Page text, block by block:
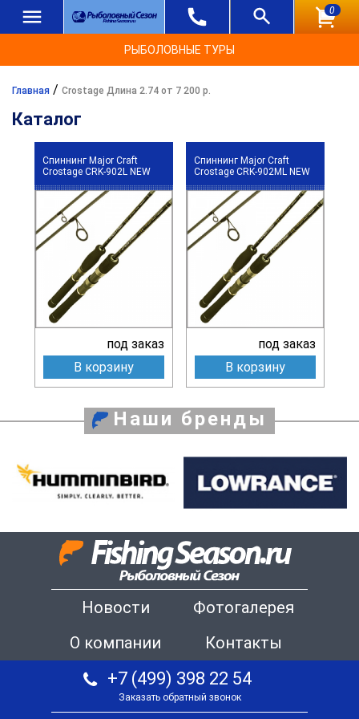
0
РЫБОЛОВНЫЕ ТУРЫ
Главная / Crostage Длина 2.74 от 7 200 р.
Каталог
Спиннинг Major Craft
Crostage CRK-902L NEW
под заказ
В корзину
Спиннинг Major Craft
Crostage CRK-902ML NEW
под заказ
В корзину
Наши бренды
Новости
Фотогалерея
О компании
Контакты
+7 (499) 398 22 54
Заказать обратный звонок